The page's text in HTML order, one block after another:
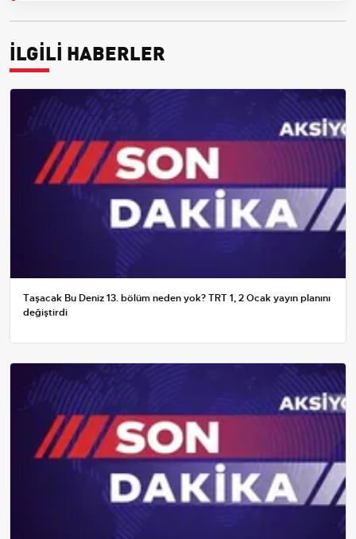
İLGİLİ HABERLER
Taşacak Bu Deniz 13. bölüm neden yok? TRT 1, 2 Ocak yayın planını
değiştirdi